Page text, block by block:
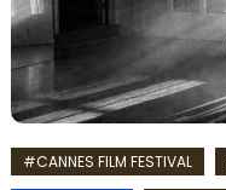
#CANNES FILM FESTIVAL